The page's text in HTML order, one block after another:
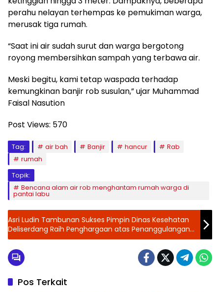
perahu nelayan terhempas ke pemukiman warga,
merusak tiga rumah.
“Saat ini air sudah surut dan warga bergotong
royong membersihkan sampah yang terbawa air.
Meski begitu, kami tetap waspada terhadap
kemungkinan banjir rob susulan,” ujar Muhammad
Faisal Nasution
Post Views: 570
Tag: air bah Banjir hancur
Rab
rumah
Topik:
Bencana alam air rob menghantam rumah warga di
pantai labu
Asri Ludin Tambunan Sukses Pimpin Dinas Kesehatan
Deliserdang Raih Penghargaan atas Penanggulangan
AIDS, TB, dan Malaria
Pos Terkait